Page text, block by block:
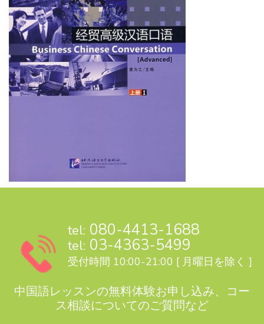
tel: 080-4413-1688
tel: 03-4363-5499
受付時間 10:00-21:00 [ 月曜日を除く ]
中国語レッスンの無料体験お申し込み、コー
ス相談についてのご質問など